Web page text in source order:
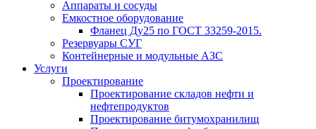
Аппараты и сосуды
Емкостное оборудование
Фланец Ду25 по ГОСТ 33259-2015.
Резервуары СУГ
Контейнерные и модульные АЗС
Услуги
Проектирование
Проектирование складов нефти и
нефтепродуктов
Проектирование битумохранилищ